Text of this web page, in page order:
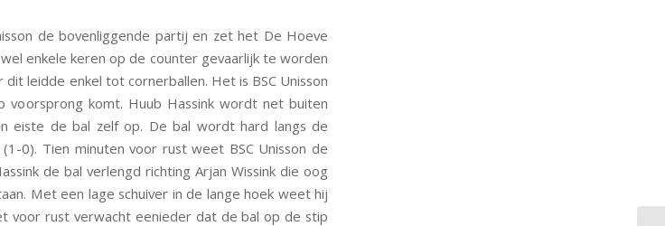
de bovenliggende partij en zet het De Hoeve
enkele keren op de counter gevaarlijk te worden
leidde enkel tot cornerballen. Het is BSC Unisson
voorsprong komt. Huub Hassink wordt net buiten
eiste de bal zelf op. De bal wordt hard langs de
0). Tien minuten voor rust weet BSC Unisson de
de bal verlengd richting Arjan Wissink die oog
Met een lage schuiver in de lange hoek weet hij
voor rust verwacht eenieder dat de bal op de stip